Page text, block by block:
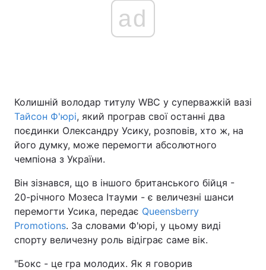
ad
Колишній володар титулу WBC у суперважкій вазі
Тайсон Ф'юрі, який програв свої останні два
поєдинки Олександру Усику, розповів, хто ж, на
його думку, може перемогти абсолютного
чемпіона з України.
Він зізнався, що в іншого британського бійця -
20-річного Мозеса Ітауми - є величезні шанси
перемогти Усика, передає Queensberry
Promotions. За словами Ф'юрі, у цьому виді
спорту величезну роль відіграє саме вік.
"Бокс - це гра молодих. Як я говорив